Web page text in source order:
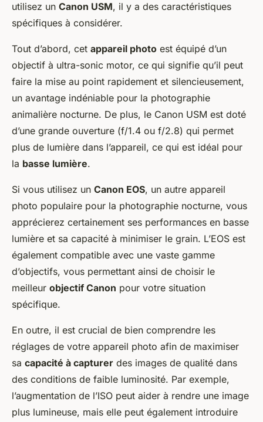
utilisez un Canon USM, il y a des caractéristiques
spécifiques à considérer.
Tout d’abord, cet appareil photo est équipé d’un
objectif à ultra-sonic motor, ce qui signifie qu’il peut
faire la mise au point rapidement et silencieusement,
un avantage indéniable pour la photographie
animalière nocturne. De plus, le Canon USM est doté
d’une grande ouverture (f/1.4 ou f/2.8) qui permet
plus de lumière dans l’appareil, ce qui est idéal pour
la basse lumière.
Si vous utilisez un Canon EOS, un autre appareil
photo populaire pour la photographie nocturne, vous
apprécierez certainement ses performances en basse
lumière et sa capacité à minimiser le grain. L’EOS est
également compatible avec une vaste gamme
d’objectifs, vous permettant ainsi de choisir le
meilleur objectif Canon pour votre situation
spécifique.
En outre, il est crucial de bien comprendre les
réglages de votre appareil photo afin de maximiser
sa capacité à capturer des images de qualité dans
des conditions de faible luminosité. Par exemple,
l’augmentation de l’ISO peut aider à rendre une image
plus lumineuse, mais elle peut également introduire